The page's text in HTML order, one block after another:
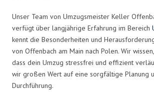
Unser Team von Umzugsmeister Keller
verfügt über langjährige Erfahrung im Bereich
kennt die Besonderheiten und
von Offenbach am Main nach Polen. Wir
dass dein Umzug stressfrei und effizient
wir großen Wert auf eine sorgfältige Planung
Durchführung.